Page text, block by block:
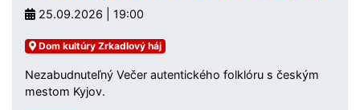
25.09.2026 | 19:00
Dom kultúry Zrkadlový háj
Nezabudnuteľný Večer autentického folklóru s českým
mestom Kyjov.